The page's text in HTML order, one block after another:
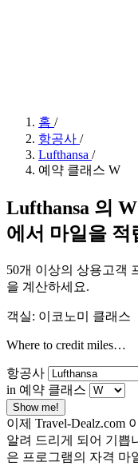
홈 /
항공사 /
Lufthansa /
예약 클래스 W
Lufthansa 의
에서 마일을 적
50개 이상의 상용고객
을 계산하세요.
객실: 이코노미 클래스
Where to credit miles…
항공사
in 예약 클래스
Show me!
이제 Travel-Dealz.com
알려 드리게 되어 기쁩
은 프로그램의 자격 마